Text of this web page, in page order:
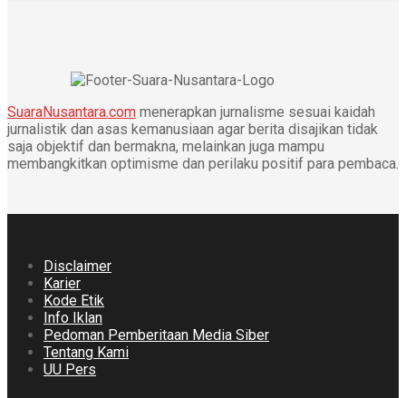
SuaraNusantara.com menerapkan jurnalisme sesuai kaidah
jurnalistik dan asas kemanusiaan agar berita disajikan tidak
saja objektif dan bermakna, melainkan juga mampu
membangkitkan optimisme dan perilaku positif para pembaca.
Disclaimer
Karier
Kode Etik
Info Iklan
Pedoman Pemberitaan Media Siber
Tentang Kami
UU Pers